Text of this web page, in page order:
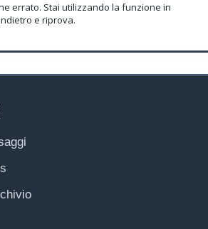
errato. Stai utilizzando la funzione in
e riprova.